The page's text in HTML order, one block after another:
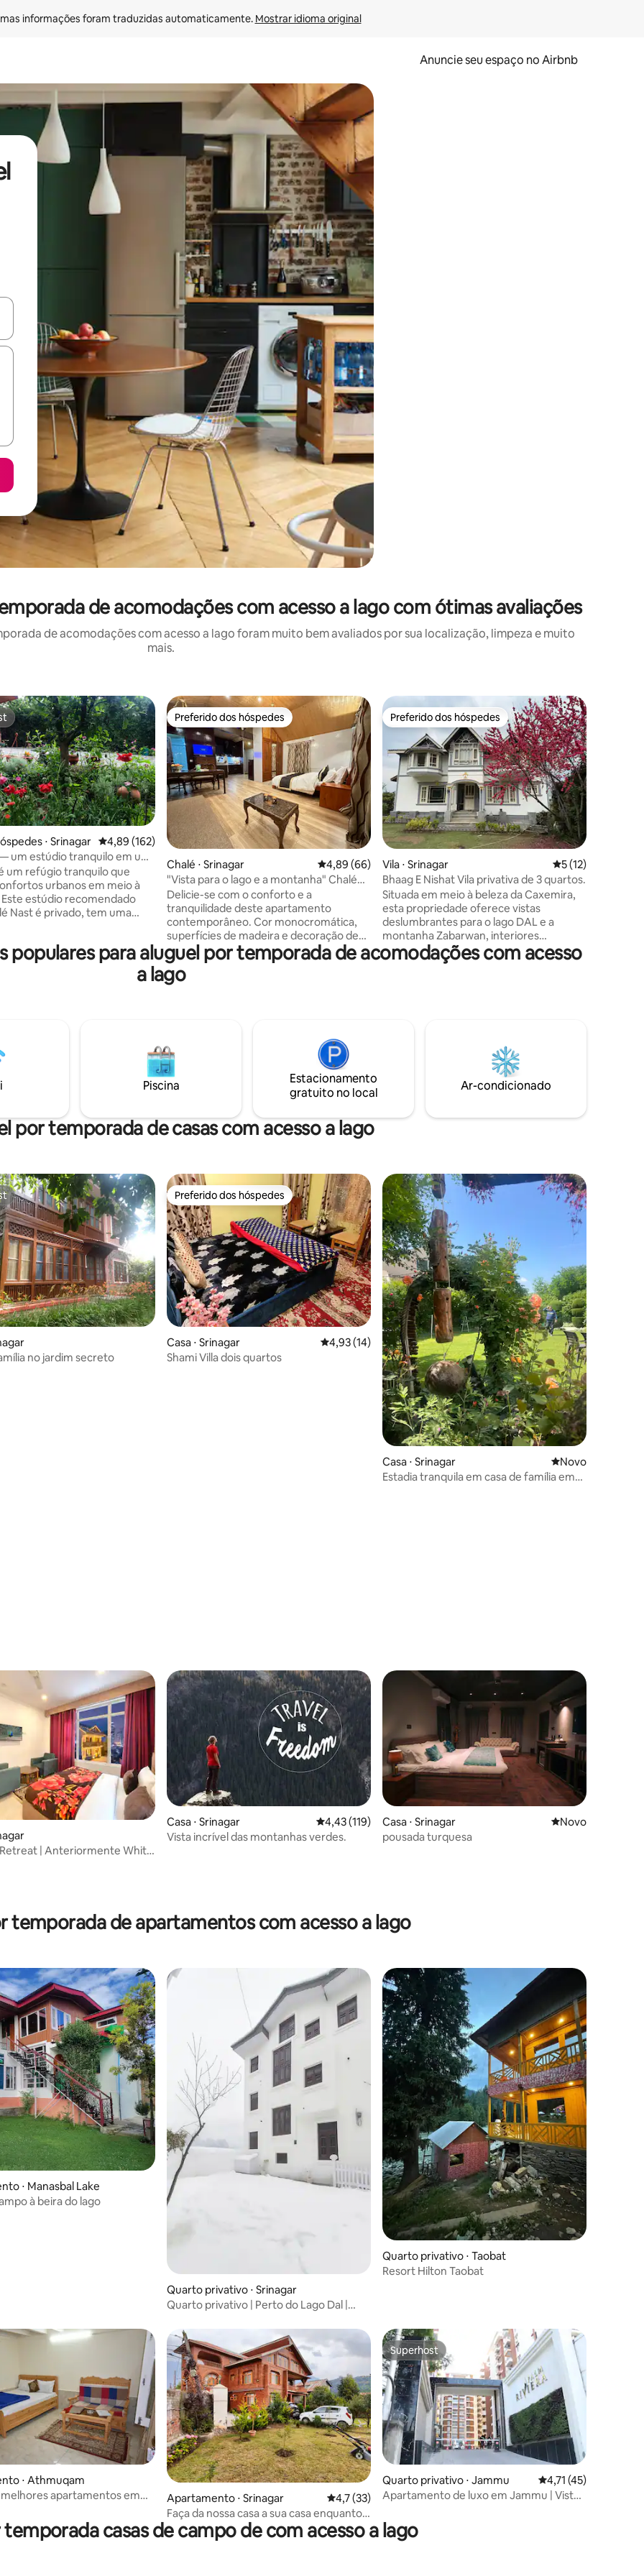
informações foram traduzidas automaticamente. Mostrar idioma original
Anuncie seu espaço no Airbnb
os usando as seta para cima e para baixo do teclado ou tocando e deslizando o dedo na tela.
de acomodações com acesso a lago com ótimas avaliações
de acomodações com acesso a lago foram muito bem avaliados por sua localização, limpeza e muito
mais.
de 5, 17 avaliações
⋅ Srinagar 4,89 de uma avaliação média de 5, 162 avaliações
4,89 (162)
um estúdio tranquilo em um
do Lago Dal
um refúgio tranquilo que
urbanos em meio à
estúdio recomendado
Nast é privado, tem uma
e tem vista para um belo
pomar com árvores frutíferas,
de meditação, fogueira,
Se você quiser evitar
podemos organizar um
destino fora do comum para
Preferido dos hóspedes
Preferido dos hóspedes
Chalé ⋅ Srinagar 4,89 de uma avaliação média de 5, 66 avaliações
4,89 (66)
"Vista para o lago e a montanha" Chalé
aquático/Estúdio Apart
Delicie-se com o conforto e a
tranquilidade deste apartamento
contemporâneo. Cor monocromática,
superfícies de madeira e decoração de
bom gosto. Prepare o jantar em uma
cozinha aconchegante, mas moderna, e
jante em uma mesa de madeira de
nogueira abaixo de um acessório
inundar este estúdio com vista para a
MONTANHA E O LAGO DAL. A
localização central faz excelente uso do
espaço com uma paleta neutra calmante
e pisos com acabamento elegante.
Preferido dos hóspedes
Preferido dos hóspedes
Vila ⋅ Srinagar 5 de uma
5 (12)
Bhaag E Nishat Vila privativa de 3 quartos.
Situada em meio à beleza da Caxemira,
esta propriedade oferece vistas
deslumbrantes para o lago DAL e a
montanha Zabarwan, interiores
lindamente projetados e todo o conforto
que você precisa para um retiro
5 minutos a pé do Jardim Nishat, 5
minutos de carro do Jardim Tulip. Vamos
garantir que a sua estadia seja tão
memorável e relaxante quanto a
populares para aluguel por temporada de acomodações com acesso
a lago
Piscina
Estacionamento
gratuito no local
Ar-condicionado
por temporada de casas com acesso a lago
de 5, 16 avaliações
no jardim secreto
Preferido dos hóspedes
Preferido dos hóspedes
Casa ⋅ Srinagar 4,93 de uma avaliação média de 5, 14 avaliações
4,93 (14)
Shami Villa dois quartos
Casa ⋅ Srinagar Novo lugar para
Novo
Estadia tranquila em casa de família em
| Anteriormente White
Casa ⋅ Srinagar 4,43 de uma avaliação média de 5, 119 avaliações
4,43 (119)
Vista incrível das montanhas verdes.
Casa ⋅ Srinagar Novo lugar para
Novo
pousada turquesa
temporada de apartamentos com acesso a lago
de 5, 35 avaliações
⋅ Manasbal Lake
à beira do lago
Quarto privativo ⋅ Srinagar
Quarto privativo | Perto do Lago Dal |
Quarto privativo ⋅ Taobat
Resort Hilton Taobat
⋅ Athmuqam
melhores apartamentos em
Apartamento ⋅ Srinagar 4,7 de uma avaliação média de 5, 33 avaliações
4,7 (33)
Faça da nossa casa a sua casa enquanto
estiver aqui! Estúdio 1
Superhost
Superhost
Quarto privativo ⋅ Jammu 4,71 de uma
4,71 (45)
Apartamento de luxo em Jammu | Vista
casas de campo de com acesso a lago